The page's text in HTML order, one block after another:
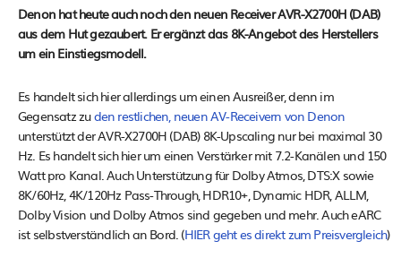
Denon hat heute auch noch den neuen Receiver AVR-X2700H (DAB)
aus dem Hut gezaubert. Er ergänzt das 8K-Angebot des Herstellers
um ein Einstiegsmodell.
Es handelt sich hier allerdings um einen Ausreißer, denn im
Gegensatz zuden restlichen, neuen AV-Receivern von Denon
unterstützt der AVR-X2700H (DAB) 8K-Upscaling nur bei maximal 30
Hz. Es handelt sich hier um einen Verstärker mit 7.2-Kanälen und 150
Watt pro Kanal. Auch Unterstützung für Dolby Atmos, DTS:X sowie
8K/60Hz, 4K/120Hz Pass-Through, HDR10+, Dynamic HDR, ALLM,
Dolby Vision und Dolby Atmos sind gegeben und mehr. Auch eARC
ist selbstverständlich an Bord. (HIER geht es direkt zum Preisvergleich)